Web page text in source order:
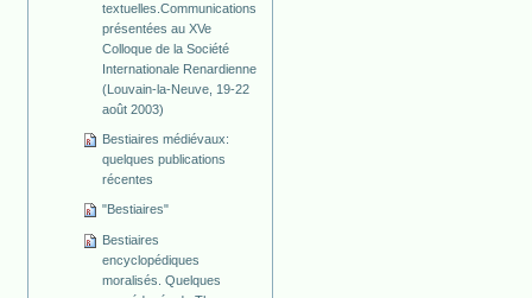
textuelles.Communications
présentées au XVe
Colloque de la Société
Internationale Renardienne
(Louvain-la-Neuve, 19-22
août 2003)
Bestiaires médiévaux:
quelques publications
récentes
"Bestiaires"
Bestiaires
encyclopédiques
moralisés. Quelques